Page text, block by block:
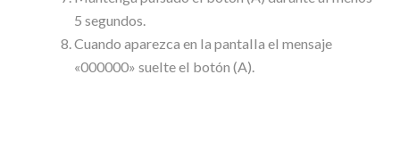
5 segundos.
Cuando aparezca en la pantalla el mensaje
«000000» suelte el botón (A).